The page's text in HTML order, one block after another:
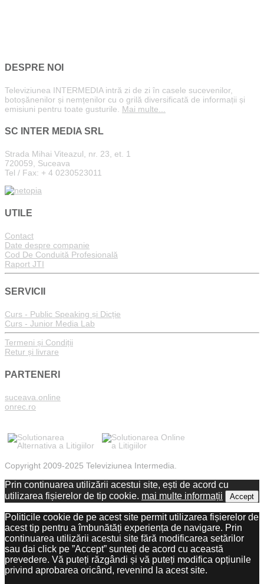
DESPRE NOI
Televiziunea INTERMEDIA intră zi de zi în casele sucevenilor,
botoșănenilor și nemțenilor cu o grilă diversificată de informații și
emisiuni pentru toate gusturile. Mai multe...
SC INTER MEDIA SRL
Strada Mihai Viteazul, nr. 23, et. 1
720059, Suceava
Tel / Fax: + 4 0230523011
UTILE
Contact
Date despre companie
Cod De Conduită Profesională
Raport JTI
SERVICII
Curs - Public Speaking și Dicție
Curs - Junior Media Lab
Termeni și Condiții
Retur și livrare
PARTENERI
suceava.online
onrec.ro
Copyright 2009-2025 Televiziunea Intermedia.
Prin continuarea utilizării acestui site, ești de acord cu
utilizarea fișierelor de tip cookie. mai multe informații Accept
Politicile cookie de pe acest site permit utilizarea fișierelor de
acest tip pentru a îmbunătăți experiența de navigare. Prin
continuarea utilizării acestui site fără modificarea setărilor
sau dai click pe ”Accept” sunteți de acord cu această
prevedere. Vă puteți răzgândi și vă puteți modifica opțiunile
privind aprobarea oricând, revenind la acest site.